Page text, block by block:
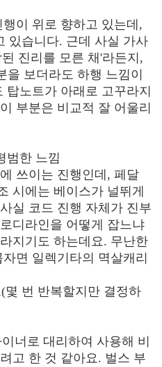
이 위로 향하고 있는데,
있습니다. 근데 사실 가사
진리를 모른 채'라든지,
보더라도 하행 느낌이
노트가 아래로 고꾸라지
부분은 비교적 잘 어울리
범한 느낌
쓰이는 진행인데, 페달
시에는 베이스가 널뛰게
실 코드 진행 자체가 진부
디라인을 어떻게 잡느냐
지기도 하는데요. 무난한
면 일렉기타의 멱살캐리
몇 번 반복할지만 결정하
너로 대리하여 사용해 비
고 한 것 같아요. 벌스 부